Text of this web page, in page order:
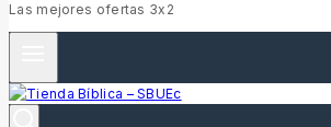
Las mejores ofertas 3x2